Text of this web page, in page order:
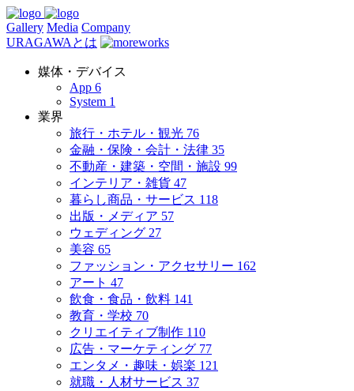
Gallery Media Company
URAGAWAとは
媒体・デバイス
App 6
System 1
業界
旅行・ホテル・観光 76
金融・保険・会計・法律 35
不動産・建築・空間・施設 99
インテリア・雑貨 47
暮らし商品・サービス 118
出版・メディア 57
ウェディング 27
美容 65
ファッション・アクセサリー 162
アート 47
飲食・食品・飲料 141
教育・学校 70
クリエイティブ制作 110
広告・マーケティング 77
エンタメ・趣味・娯楽 121
就職・人材サービス 37